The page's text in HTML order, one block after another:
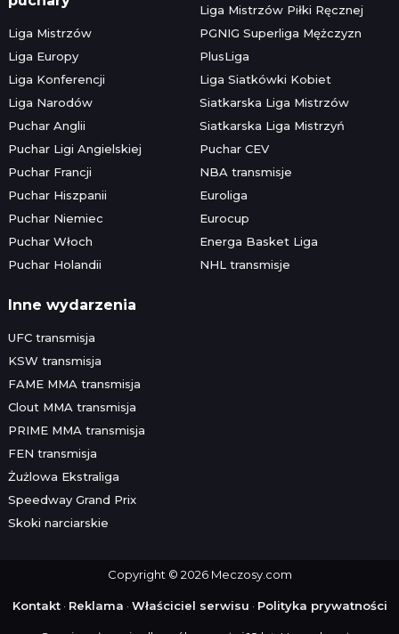
Liga Mistrzów
Liga Europy
Liga Konferencji
Liga Narodów
Puchar Anglii
Puchar Ligi Angielskiej
Puchar Francji
Puchar Hiszpanii
Puchar Niemiec
Puchar Włoch
Puchar Holandii
Liga Mistrzów Piłki Ręcznej
PGNIG Superliga Mężczyzn
PlusLiga
Liga Siatkówki Kobiet
Siatkarska Liga Mistrzów
Siatkarska Liga Mistrzyń
Puchar CEV
NBA transmisje
Euroliga
Eurocup
Energa Basket Liga
NHL transmisje
Inne wydarzenia
UFC transmisja
KSW transmisja
FAME MMA transmisja
Clout MMA transmisja
PRIME MMA transmisja
FEN transmisja
Żużlowa Ekstraliga
Speedway Grand Prix
Skoki narciarskie
Copyright © 2026 Meczosy.com
Kontakt· Reklama · Właściciel serwisu · Polityka prywatności